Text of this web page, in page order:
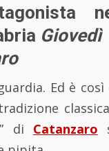
Giovedì
Ed è
di Catanzaro